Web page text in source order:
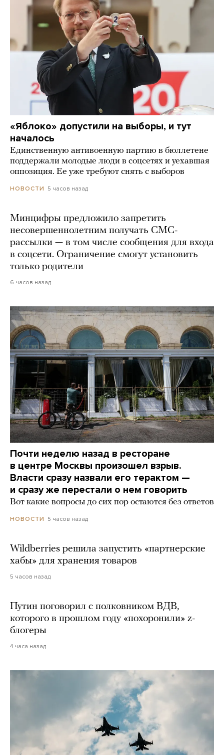
«Яблоко» допустили на выборы, и тут
началось
Единственную антивоенную партию в бюллетене
поддержали молодые люди в соцсетях и уехавшая
оппозиция. Ее уже требуют снять с выборов
НОВОСТИ 5 часов назад
Минцифры предложило запретить
несовершеннолетним получать СМС-
рассылки — в том числе сообщения для входа
в соцсети. Ограничение смогут установить
только родители
6 часов назад
Почти неделю назад в ресторане
в центре Москвы произошел взрыв.
Власти сразу назвали его терактом —
и сразу же перестали о нем говорить
Вот какие вопросы до сих пор остаются без ответов
НОВОСТИ 5 часов назад
Wildberries решила запустить «партнерские
хабы» для хранения товаров
5 часов назад
Путин поговорил с полковником ВДВ,
которого в прошлом году «похоронили» z-
блогеры
4 часа назад